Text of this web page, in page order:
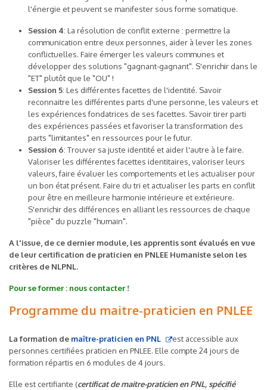
l'énergie et peuvent se manifester sous forme somatique.
Session 4: La résolution de conflit externe : permettre la
communication entre deux personnes, aider à lever les zones
conflictuelles. Faire émerger les valeurs communes et
développer des solutions "gagnant-gagnant". S'enrichir dans le
"ET" plutôt que le "OU" !
Session 5: Les différentes facettes de l'identité. Savoir
reconnaitre les différentes parts d'une personne, les valeurs et
les expériences fondatrices de ses facettes. Savoir tirer parti
des expériences passées et favoriser la transformation des
parts "limitantes" en ressources pour le futur.
Session 6: Trouver sa juste identité et aider l'autre à le faire.
Valoriser les différentes facettes identitaires, valoriser leurs
valeurs, faire évaluer les comportements et les actualiser pour
un bon état présent. Faire du tri et actualiser les parts en conflit
pour être en meilleure harmonie intérieure et extérieure.
S'enrichir des différences en alliant les ressources de chaque
"pièce" du puzzle "humain".
A l'issue, de ce dernier module, les apprentis sont évalués en vue
de leur certification de praticien en PNLEE Humaniste selon les
critères de NLPNL.
Pour se former : nous contacter !
Programme du maitre-praticien en PNLEE
La formation de maître-praticien en PNL
est accessible aux
personnes certifiées praticien en PNLEE. Elle compte 24 jours de
formation répartis en 6 modules de 4 jours.
Elle est certifiante (certificat de maitre-praticien en PNL, spécifié